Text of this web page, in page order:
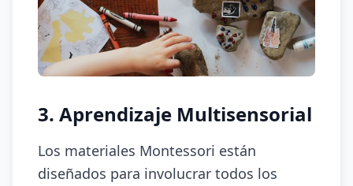
3. Aprendizaje Multisensorial
Los materiales Montessori están
diseñados para involucrar todos los